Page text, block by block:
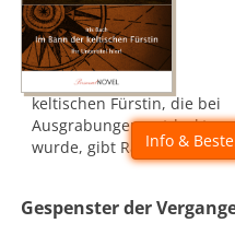
keltischen Fürstin, die bei
Ausgrabungen entdeckt
wurde, gibt Rätsel auf.
Info &
Gespenster der